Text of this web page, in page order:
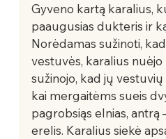
Gyveno kartą karalius,
paaugusias dukteris ir
Norėdamas sužinoti,
vestuvės, karalius
sužinojo, kad jų
kai mergaitėms sueis
pagrobsiąs elnias, antrą
erelis. Karalius siekė